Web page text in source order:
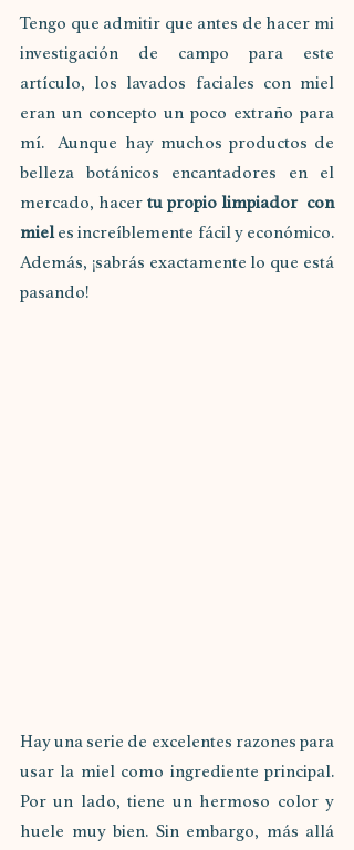
Tengo que admitir que antes de hacer mi
investigación de campo para este
artículo, los lavados faciales con miel
eran un concepto un poco extraño para
mí.  Aunque hay muchos productos de
belleza botánicos encantadores en el
mercado, hacer tu propio limpiador  con
miel es increíblemente fácil y económico.
Además, ¡sabrás exactamente lo que está
pasando!
Hay una serie de excelentes razones para
usar la miel como ingrediente principal.
Por un lado, tiene un hermoso color y
huele muy bien. Sin embargo, más allá